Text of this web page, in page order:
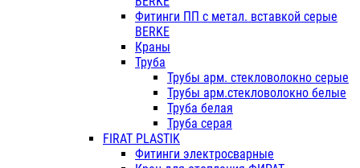
Фитинги ПП с метал. вставкой серые
BERKE
Краны
Труба
Трубы арм. стекловолокно серые
Трубы арм.стекловолокно белые
Труба белая
Труба серая
FIRAT PLASTIK
Фитинги электросварные